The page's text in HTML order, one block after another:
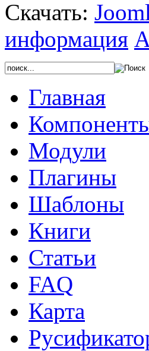
Скачать:
информация
Главная
Модули
Плагины
Шаблоны
Книги
Статьи
FAQ
Карта